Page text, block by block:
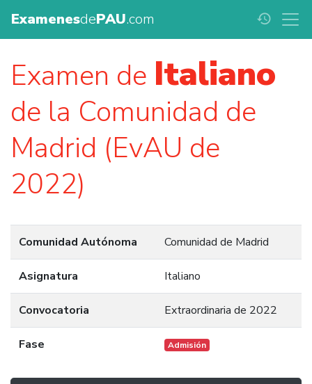
ExamenesdePAU.com history
Examen de Italiano
de la Comunidad de
Madrid (EvAU de
2022)
Comunidad Autónoma Comunidad de Madrid
Asignatura Italiano
Convocatoria Extraordinaria de 2022
Fase Admisión